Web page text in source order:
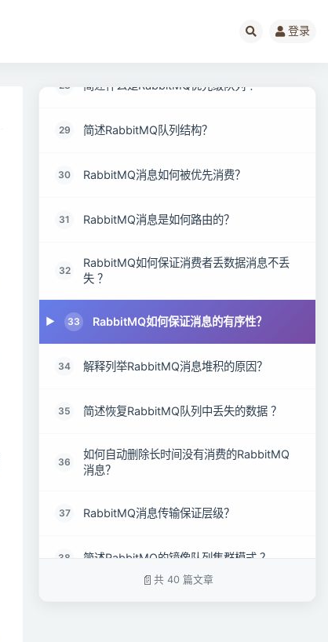
登录
28 简述什么是RabbitMQ优先级队列 ？
29 简述RabbitMQ队列结构？
30 RabbitMQ消息如何被优先消费？
31 RabbitMQ消息是如何路由的？
32
RabbitMQ如何保证消费者丢数据消息不丢
失 ？
33 RabbitMQ如何保证消息的有序性？
34 解释列举RabbitMQ消息堆积的原因？
35 简述恢复RabbitMQ队列中丢失的数据 ？
36
如何自动删除长时间没有消费的RabbitMQ
消息？
37 RabbitMQ消息传输保证层级？
38 简述RabbitMQ的镜像队列集群模式 ？
共 40 篇文章